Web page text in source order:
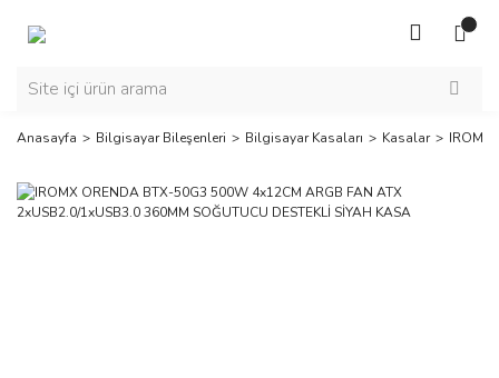
Anasayfa Bilgisayar Bileşenleri Bilgisayar Kasaları Kasalar IROMX